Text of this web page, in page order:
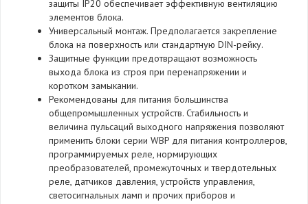
защиты IP20 обеспечивает эффективную вентиляцию
элементов блока.
Универсальный монтаж. Предполагается закрепление
блока на поверхность или стандартную DIN-рейку.
Защитные функции предотвращают возможность
выхода блока из строя при перенапряжении и
коротком замыкании.
Рекомендованы для питания большинства
общепромышленных устройств. Стабильность и
величина пульсаций выходного напряжения позволяют
применить блоки серии WBP для питания контроллеров,
программируемых реле, нормирующих
преобразователей, промежуточных и твердотельных
реле, датчиков давления, устройств управления,
светосигнальных ламп и прочих приборов и